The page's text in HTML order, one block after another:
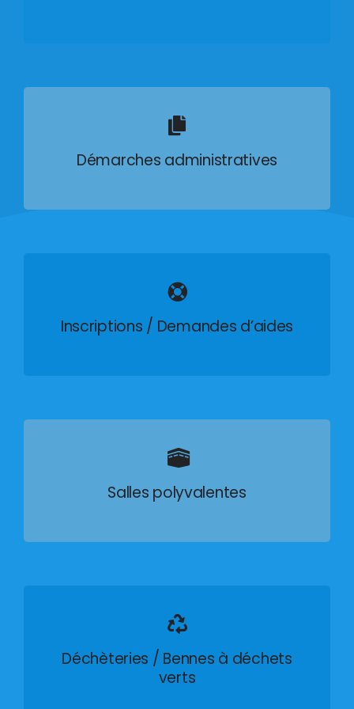
Démarches administratives
Inscriptions / Demandes d’aides
Salles polyvalentes
Déchèteries / Bennes à déchets
verts